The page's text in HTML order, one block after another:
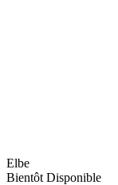
Elbe
Bientôt Disponible